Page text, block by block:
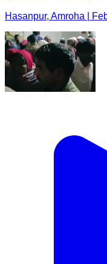
Hasanpur, Amroha |